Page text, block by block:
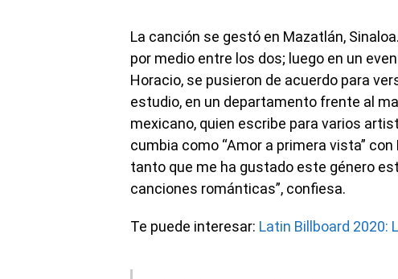
La canción se gestó en Mazatlán,
por medio entre los dos; luego en un
Horacio, se pusieron de acuerdo para
estudio, en un departamento frente al
mexicano, quien escribe para varios
cumbia como “Amor a primera vista”
tanto que me ha gustado este género
canciones románticas”, confiesa.
Te puede interesar: Latin Billboard 2020: